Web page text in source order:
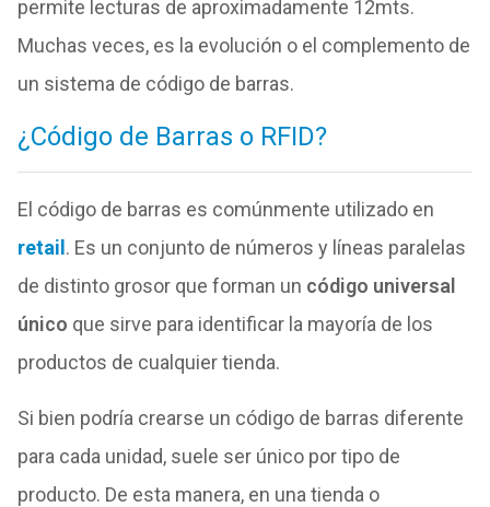
permite lecturas de aproximadamente 12mts.
Muchas veces, es la evolución o el complemento de
un sistema de código de barras.
¿Código de Barras o RFID?
El código de barras es comúnmente utilizado en
retail . Es un conjunto de números y líneas paralelas
de distinto grosor que forman un código universal
único que sirve para identificar la mayoría de los
productos de cualquier tienda.
Si bien podría crearse un código de barras diferente
para cada unidad, suele ser único por tipo de
producto. De esta manera, en una tienda o